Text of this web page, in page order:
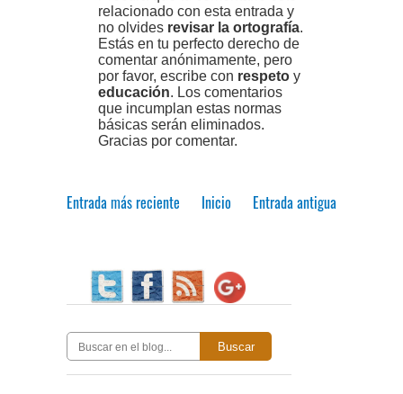
relacionado con esta entrada y
no olvides revisar la ortografía.
Estás en tu perfecto derecho de
comentar anónimamente, pero
por favor, escribe con respeto y
educación. Los comentarios
que incumplan estas normas
básicas serán eliminados.
Gracias por comentar.
Entrada más reciente Entrada antigua
Inicio
Buscar